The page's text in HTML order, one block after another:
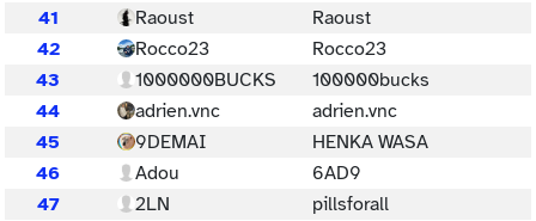
41
Raoust
Raoust
42
Rocco23
Rocco23
43
1000000BUCKS
100000bucks
44
adrien.vnc
adrien.vnc
45
9DEMAI
HENKA WASA
46
Adou
6AD9
47
2LN
pillsforall